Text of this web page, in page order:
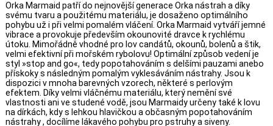
Orka Marmaid patří do nejnovější generace Orka nástrah a díky
svému tvaru a použitému materiálu, je dosaženo optimálního
pohybu už i při velmi pomalém vláčení. Orka Marmaid vytváří jemné
vibrace a provokuje především okounovité dravce k rychlému
útoku. Mimořádně vhodné pro lov candátů, okounů, bolenů a štik,
velmi efektivní při mořském rybolovu! Optimální způsob vedení je
styl »stop and go«, tedy popotahováním s delšími pauzami anebo
přískoky s následným pomalým vyklesáváním nástrahy. Jsou k
dispozici v mnoha barevných vzorech, některé s perlovým
efektem. Díky velmi vláčnému materiálu, který nemění své
vlastnosti ani ve studené vodě, jsou Marmaidy určeny také k lovu
na dírkách, kdy s lehkou hlavičkou a občasným popotahováním
nástrahy , docílíme lákavého pohybu pro pstruhy a siveny.